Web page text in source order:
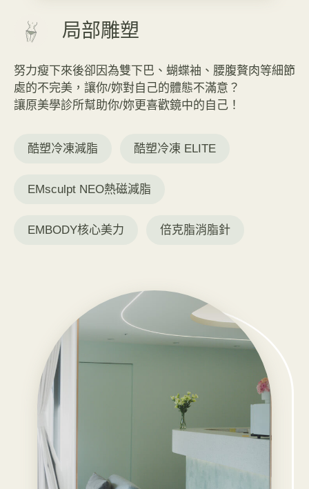
局部雕塑
努力瘦下來後卻因為雙下巴、蝴蝶袖、腰腹贅肉等細節
處的不完美，讓你/妳對自己的體態不滿意？
讓原美學診所幫助你/妳更喜歡鏡中的自己！
酷塑冷凍減脂 酷塑冷凍 ELITE
EMsculpt NEO熱磁減脂
EMBODY核心美力 倍克脂消脂針